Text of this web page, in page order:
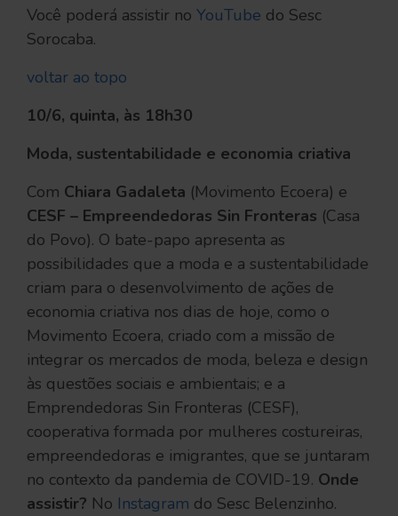
Você poderá assistir no YouTube do Sesc
Sorocaba.
voltar ao topo
10/6, quinta, às 18h30
Moda, sustentabilidade e economia criativa
Com Chiara Gadaleta (Movimento Ecoera) e
CESF – Empreendedoras Sin Fronteras (Casa
do Povo). O bate-papo apresenta as
possibilidades que a moda e a sustentabilidade
criam para o desenvolvimento de ações de
economia criativa nos dias de hoje, como o
Movimento Ecoera, criado com a missão de
integrar os mercados de moda, beleza e design
às questões sociais e ambientais; e a
Emprendedoras Sin Fronteras (CESF),
cooperativa formada por mulheres costureiras,
empreendedoras e imigrantes, que se juntaram
no contexto da pandemia de COVID-19. Onde
assistir? No Instagram do Sesc Belenzinho.